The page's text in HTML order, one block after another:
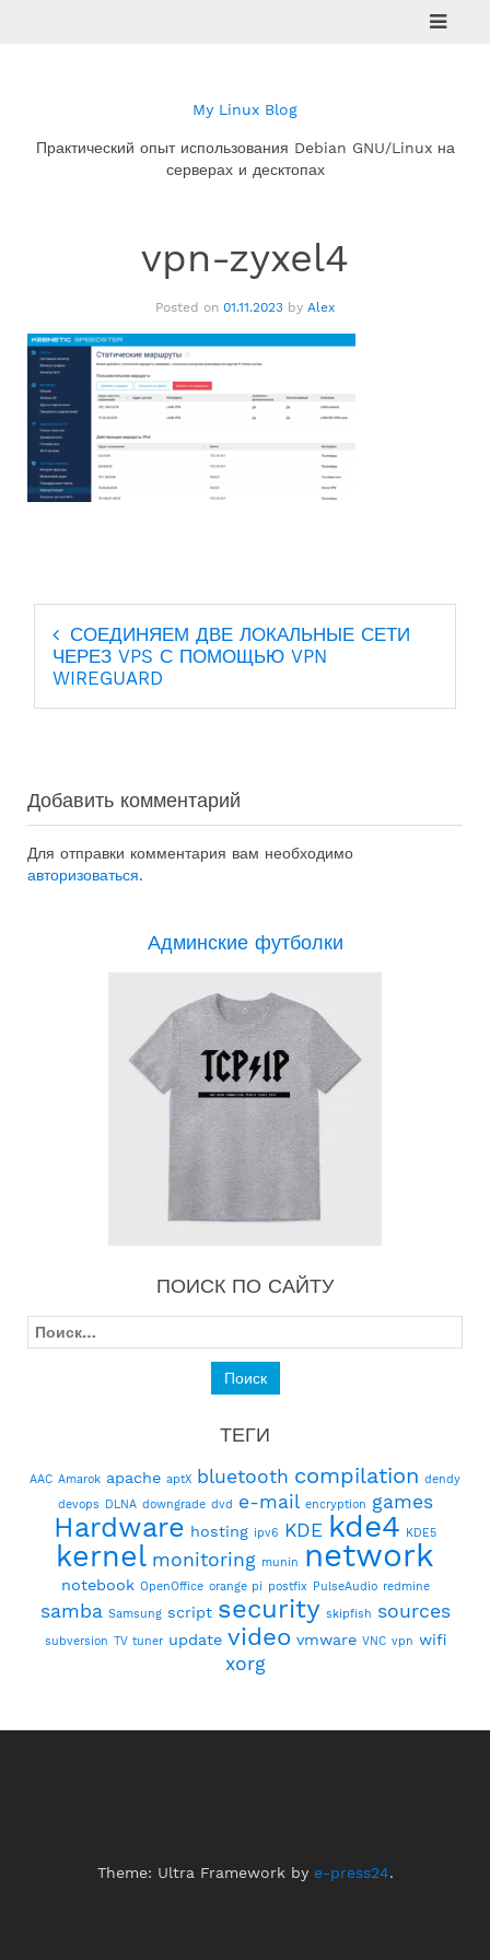
My Linux Blog
Практический опыт использования Debian GNU/Linux на
серверах и десктопах
vpn-zyxel4
Posted on 01.11.2023 by Alex
по
записям
СОЕДИНЯЕМ ДВЕ ЛОКАЛЬНЫЕ СЕТИ
ЧЕРЕЗ VPS С ПОМОЩЬЮ VPN
WIREGUARD
Добавить комментарий
Для отправки комментария вам необходимо
авторизоваться.
Админские футболки
ПОИСК ПО САЙТУ
Найти:
ТЕГИ
AAC Amarok apache aptX bluetooth compilation dendy
devops DLNA downgrade dvd e-mail encryption games
Hardware hosting ipv6 KDE kde4 KDE5
kernel monitoring munin network
notebook OpenOffice orange pi postfix PulseAudio redmine
samba Samsung script security skipfish sources
subversion TV tuner update video vmware VNC vpn wifi
xorg
Theme: Ultra Framework by e-press24.